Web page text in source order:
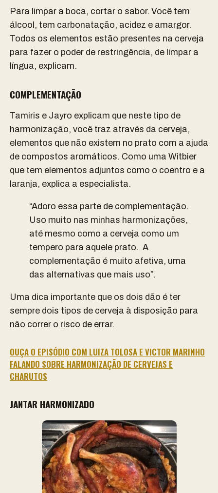
Para limpar a boca, cortar o sabor. Você tem
álcool, tem carbonatação, acidez e amargor.
Todos os elementos estão presentes na cerveja
para fazer o poder de restringência, de limpar a
língua, explicam.
COMPLEMENTAÇÃO
Tamiris e Jayro explicam que neste tipo de
harmonização, você traz através da cerveja,
elementos que não existem no prato com a ajuda
de compostos aromáticos. Como uma Witbier
que tem elementos adjuntos como o coentro e a
laranja, explica a especialista.
“Adoro essa parte de complementação.
Uso muito nas minhas harmonizações,
até mesmo como a cerveja como um
tempero para aquele prato. A
complementação é muito afetiva, uma
das alternativas que mais uso”.
Uma dica importante que os dois dão é ter
sempre dois tipos de cerveja à disposição para
não correr o risco de errar.
OUÇA O EPISÓDIO COM LUIZA TOLOSA E VICTOR MARINHO
FALANDO SOBRE HARMONIZAÇÃO DE CERVEJAS E
CHARUTOS
JANTAR HARMONIZADO